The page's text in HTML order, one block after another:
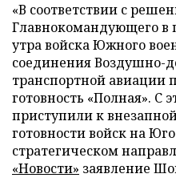
«В соответствии с
Главнокомандующего в
утра войска Южного
соединения Воздушно-
транспортной авиации
готовность «Полная». С
приступили к
готовности войск на
стратегическом
«Новости» заявление